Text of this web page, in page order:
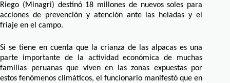
Riego (Minagri) destinó 18 millones de nuevos soles para
acciones de prevención y atención ante las heladas y el
friaje en el campo.
Si se tiene en cuenta que la crianza de las alpacas es una
parte importante de la actividad económica de muchas
familias peruanas que viven en las zonas expuestas por
estos fenómenos climáticos, el funcionario manifestó que en